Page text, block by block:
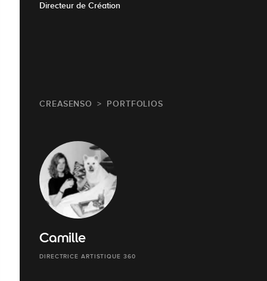
Directeur de Création
CREASENSO PORTFOLIOS
Camille
DIRECTRICE ARTISTIQUE 360